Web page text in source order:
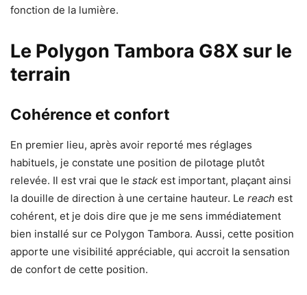
fonction de la lumière.
Le Polygon Tambora G8X sur le
terrain
Cohérence et confort
En premier lieu, après avoir reporté mes réglages
habituels, je constate une position de pilotage plutôt
relevée. Il est vrai que le stack est important, plaçant ainsi
la douille de direction à une certaine hauteur. Le reach est
cohérent, et je dois dire que je me sens immédiatement
bien installé sur ce Polygon Tambora. Aussi, cette position
apporte une visibilité appréciable, qui accroit la sensation
de confort de cette position.